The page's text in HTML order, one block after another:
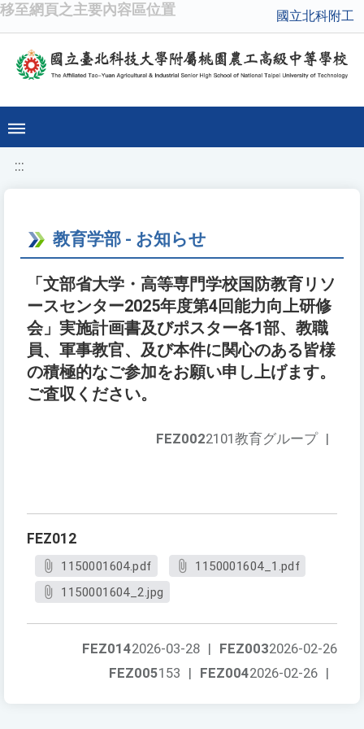
移至網頁之主要內容區位置 國立北科附工
:::
教育学部 - お知らせ
「文部省大学・高等専門学校国防教育リソ
ースセンター2025年度第4回能力向上研修
会」実施計画書及びポスター各1部、教職
員、軍事教官、及び本件に関心のある皆様
の積極的なご参加をお願い申し上げます。
ご査収ください。
FEZ0022101教育グループ |
FEZ012
1150001604.pdf
1150001604_1.pdf
1150001604_2.jpg
FEZ0032026-02-26
FEZ0142026-03-28 |
FEZ0042026-02-26 |
FEZ005153 |